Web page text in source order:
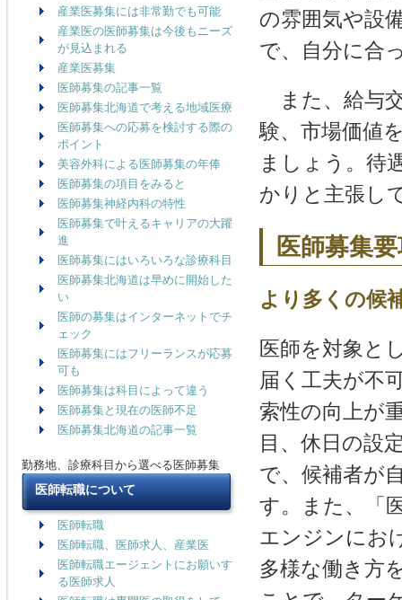
産業医募集には非常勤でも可能
産業医の医師募集は今後もニーズ
が見込まれる
産業医募集
医師募集の記事一覧
医師募集北海道で考える地域医療
医師募集への応募を検討する際の
ポイント
美容外科による医師募集の年俸
医師募集の項目をみると
医師募集神経内科の特性
医師募集で叶えるキャリアの大躍
進
医師募集にはいろいろな診療科目
医師募集北海道は早めに開始した
い
医師の募集はインターネットでチ
ェック
医師募集にはフリーランスが応募
可も
医師募集は科目によって違う
医師募集と現在の医師不足
医師募集北海道の記事一覧
勤務地、診療科目から選べる医師募集
医師転職について
医師転職
医師転職、医師求人、産業医
医師転職エージェントにお願いす
る医師求人
の雰囲気や設
で、自分に合
また、給与
験、市場価値
ましょう。待
かりと主張し
医師募集
より多くの候
医師を対象と
届く工夫が不
索性の向上が
目、休日の設
で、候補者が
す。また、「
エンジンにお
多様な働き方